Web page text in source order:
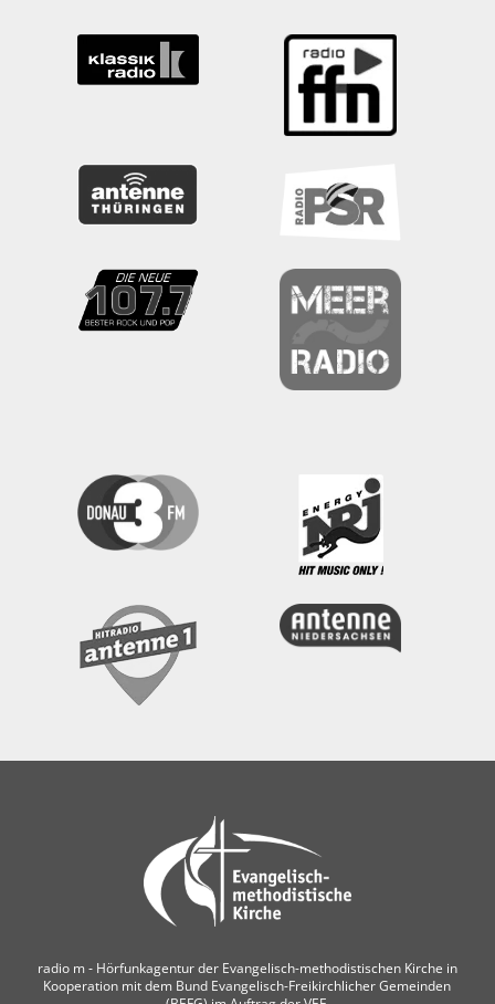
radio m ‐ Hörfunkagentur der Evangelisch-methodistischen Kirche in
Kooperation mit dem Bund Evangelisch-Freikirchlicher Gemeinden